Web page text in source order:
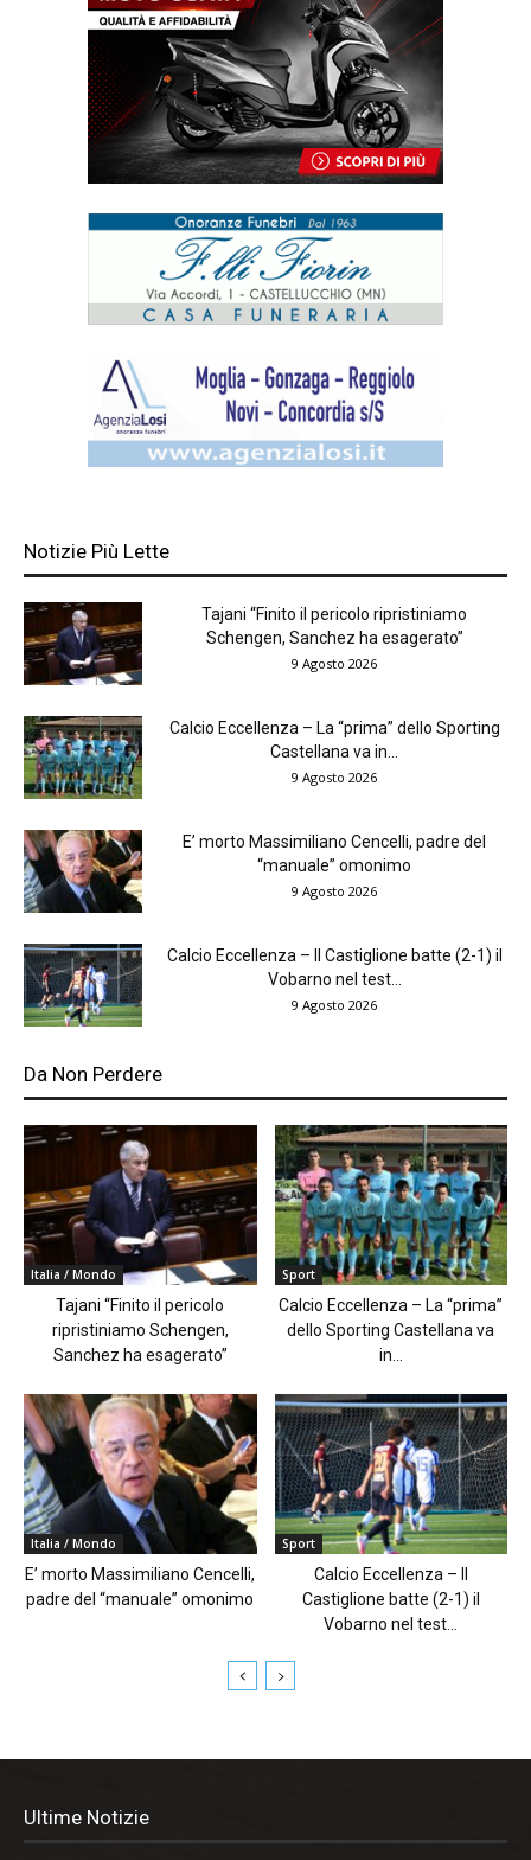
Notizie Più Lette
Tajani “Finito il pericolo ripristiniamo
Schengen, Sanchez ha esagerato”
9 Agosto 2026
Calcio Eccellenza – La “prima” dello Sporting
Castellana va in...
9 Agosto 2026
E’ morto Massimiliano Cencelli, padre del
“manuale” omonimo
9 Agosto 2026
Calcio Eccellenza – Il Castiglione batte (2-1) il
Vobarno nel test...
9 Agosto 2026
Da Non Perdere
Italia / Mondo
Tajani “Finito il pericolo
ripristiniamo Schengen,
Sanchez ha esagerato”
Sport
Calcio Eccellenza – La “prima”
dello Sporting Castellana va
in...
Italia / Mondo
E’ morto Massimiliano Cencelli,
padre del “manuale” omonimo
Sport
Calcio Eccellenza – Il
Castiglione batte (2-1) il
Vobarno nel test...
Ultime Notizie